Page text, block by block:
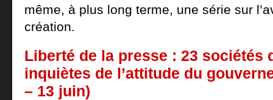
même, à plus long terme, une série sur
création.
Liberté de la presse : 23 sociétés
inquiètes de l’attitude du
– 13 juin)